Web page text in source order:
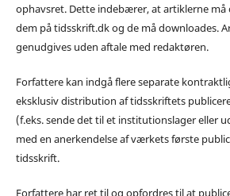
ophavsret. Dette indebærer, at artiklerne må
dem på tidsskrift.dk og de må downloades.
genudgives uden aftale med redaktøren.
Forfattere kan indgå flere separate
eksklusiv distribution af tidsskriftets
(f.eks. sende det til et institutionslager eller
med en anerkendelse af værkets første
tidsskrift.
Forfattere har ret til og opfordres til at